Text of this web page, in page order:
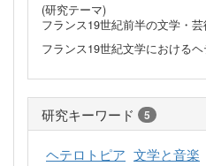
(研究テーマ)
フランス19世紀前半の文学・
フランス19世紀文学における
研究キーワード 5
ヘテロトピア 文学と音楽